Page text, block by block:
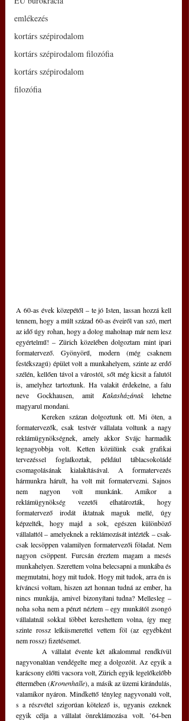
emlékezés
kortárs szépirodalom
kortárs szépirodalom filozófia
kortárs szépirodalom
filozófia
A 60-as évek közepétől – te jó Isten, lassan hozzá kell
tennem, hogy a múlt század 60-as éveiről van szó, mert
az idő úgy rohan, hogy a dolog maholnap már nem lesz
egyértelmű! – Zürich közelében dolgoztam mint ipari
formatervező. Gyönyörű, modern (még csaknem
festékszagú) épület volt a munkahelyem, szinte az erdő
szélén, kellően távol a várostól, sőt még kicsit a falutól
is, amelyhez tartoztunk. Ha valakit érdekelne, a falu
neve Gockhausen, amit Kakasházának lehetne
magyarul mondani.
	Kereken százan dolgoztunk ott. Mi öten, a
formatervezők, csak testvér vállalata voltunk a nagy
reklámügynökségnek, amely akkor Svájc harmadik
legnagyobbja volt. Ketten közülünk csak grafikai
tervezéssel foglalkoztak, például táblacsokoládé
csomagolásának kialakításával. A formatervezés
hármunkra hárult, ha volt mit formatervezni. Sajnos
nem nagyon volt munkánk. Amikor a
reklámügynökség vezetői elhatározták, hogy
formatervező irodát iktatnak maguk mellé, úgy
képzelték, hogy majd a sok, egészen különböző
vállalattól – amelyeknek a reklámozását intézték – csak-
csak lecsöppen valamilyen formatervezői föladat. Nem
nagyon csöppent. Furcsán éreztem magam a mesés
munkahelyen. Szerettem volna belecsapni a munkába és
megmutatni, hogy mit tudok. Hogy mit tudok, arra én is
kíváncsi voltam, hiszen azt honnan tudná az ember, ha
nincs munkája, amivel bizonyítani tudna? Mellesleg –
noha soha nem a pénzt néztem – egy munkától zsongó
vállalatnál sokkal többet kereshettem volna, így meg
szinte rossz lelkiismerettel vettem föl (az egyébként
nem rossz) fizetésemet.
nagyvonalúan vendégelte meg a dolgozóit. Az egyik a
karácsony előtti vacsora volt, Zürich egyik legelőkelőbb
éttermében (Kronenhalle), a másik az üzemi kirándulás,
valamikor nyáron. Mindkettő tényleg nagyvonalú volt,
s a részvétel szigorúan kötelező is, ugyanis ezeknek
egyik célja a vállalat önreklámozása volt. ’64-ben